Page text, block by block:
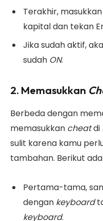
Terakhir,
kapital dan tekan
Jika sudah aktif,
sudah ON.
2. Memasukkan
Berbeda dengan
memasukkan cheatdi
sulit karena kamu
tambahan. Berikut
Pertama-tama,
dengan keyboard
keyboard.